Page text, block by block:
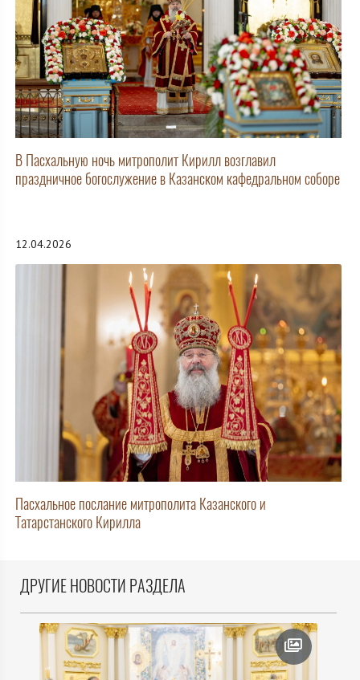
В Пасхальную ночь митрополит Кирилл возглавил
праздничное богослужение в Казанском кафедральном соборе
12.04.2026
Пасхальное послание митрополита Казанского и
Татарстанского Кирилла
ДРУГИЕ НОВОСТИ РАЗДЕЛА